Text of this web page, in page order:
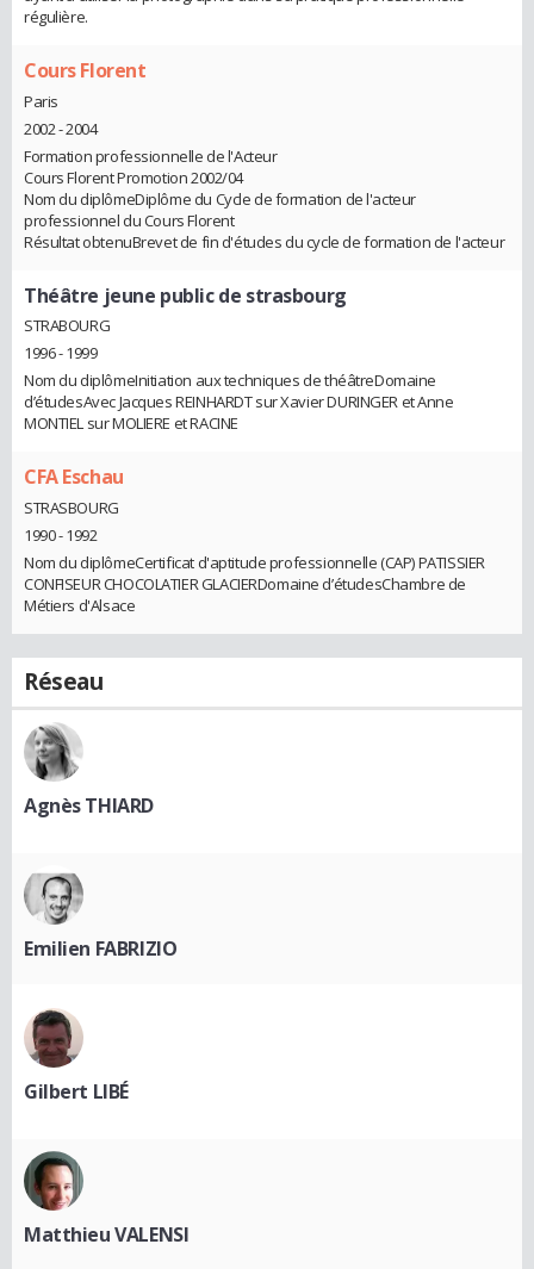
régulière.
Cours Florent
Paris
2002 - 2004
Formation professionnelle de l'Acteur
Cours Florent Promotion 2002/04
Nom du diplômeDiplôme du Cycle de formation de l'acteur
professionnel du Cours Florent
Résultat obtenuBrevet de fin d'études du cycle de formation de l'acteur
Théâtre jeune public de strasbourg
STRABOURG
1996 - 1999
Nom du diplômeInitiation aux techniques de théâtreDomaine
d’étudesAvec Jacques REINHARDT sur Xavier DURINGER et Anne
MONTIEL sur MOLIERE et RACINE
CFA Eschau
STRASBOURG
1990 - 1992
Nom du diplômeCertificat d'aptitude professionnelle (CAP) PATISSIER
CONFISEUR CHOCOLATIER GLACIERDomaine d’étudesChambre de
Métiers d'Alsace
Réseau
Agnès THIARD
Emilien FABRIZIO
Gilbert LIBÉ
Matthieu VALENSI